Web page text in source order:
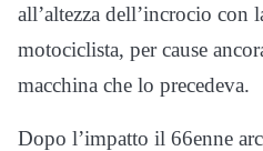
all’altezza dell’incrocio con
motociclista, per cause
macchina che lo precedeva.
Dopo l’impatto il 66enne